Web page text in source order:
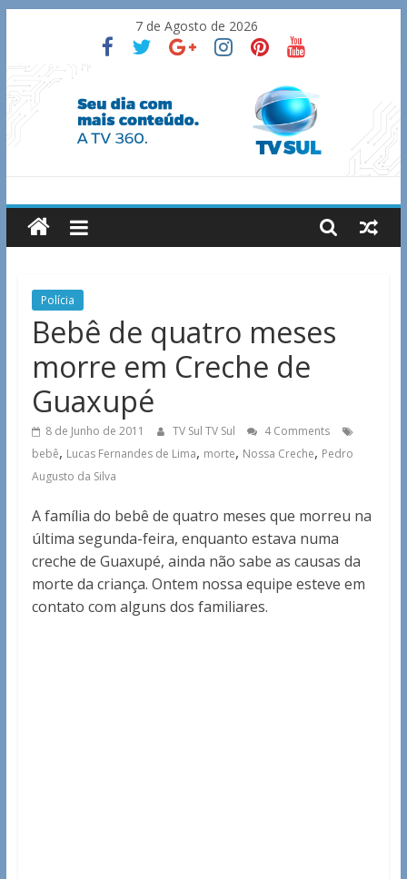
content
7 de Agosto de 2026
TV
Sul
Notícias
Guaxupé
região.
Polícia
Bebê de quatro meses
morre em Creche de
Guaxupé
8 de Junho de 2011 TV Sul TV Sul
4 Comments
bebê, Lucas Fernandes de Lima, morte, Nossa Creche, Pedro
Augusto da Silva
A família do bebê de quatro meses que morreu na
última segunda-feira, enquanto estava numa
creche de Guaxupé, ainda não sabe as causas da
morte da criança. Ontem nossa equipe esteve em
contato com alguns dos familiares.